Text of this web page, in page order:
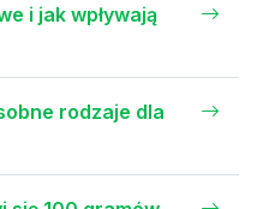
i jak wpływają
rodzaje dla